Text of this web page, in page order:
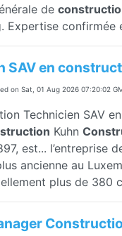
de
Expertise confirmée
SAV en
on Sat, 01 Aug 2026 07:20:02
Technicien SAV en
Kuhn
est... l’entreprise
ancienne au
plus de 380